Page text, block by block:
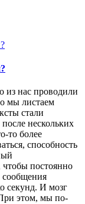
из нас проводили
мы листаем
стали
нескольких
то более
способность
постоянно
сообщения
секунд. И мозг
этом, мы по-